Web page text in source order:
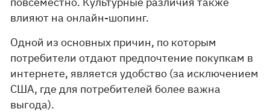
влияют на онлайн-шопинг.
Одной из основных причин, по которым
потребители отдают предпочтение покупкам в
интернете, является удобство (за исключением
США, где для потребителей более важна
выгода).